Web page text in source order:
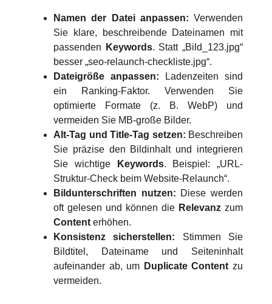
Namen der Datei anpassen: Verwenden
Sie klare, beschreibende Dateinamen mit
passenden
Keywords. Statt „Bild_123.jpg“
besser „seo-relaunch-checkliste.jpg“.
Dateigröße anpassen: Ladenzeiten sind
ein Ranking-Faktor. Verwenden Sie
optimierte Formate (z. B. WebP) und
vermeiden Sie MB-große Bilder.
Alt-Tag und Title-Tag setzen: Beschreiben
Sie präzise den Bildinhalt und integrieren
Sie wichtige
Keywords. Beispiel: „URL-
Struktur-Check beim Website-Relaunch“.
Bildunterschriften nutzen: Diese werden
oft gelesen und können die Relevanz zum
Contenterhöhen.
Konsistenz sicherstellen: Stimmen Sie
Bildtitel, Dateiname und Seiteninhalt
aufeinander ab, um Duplicate Contentzu
vermeiden.